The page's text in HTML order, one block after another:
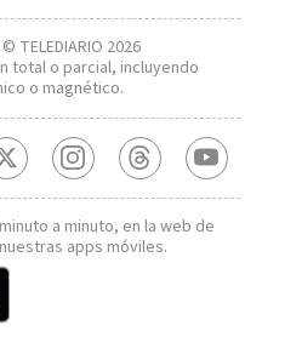
© TELEDIARIO 2026
total o parcial, incluyendo
o magnético.
a minuto, en la web de
apps móviles.